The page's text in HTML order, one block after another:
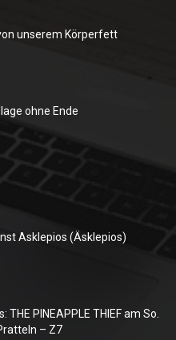
unserem Körperfett
ohne Ende
Asklepios (Äsklepios)
THE PINEAPPLE THIEF am So.
– Z7